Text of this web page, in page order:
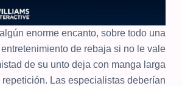
enorme encanto, sobre todo una
de rebaja si no le vale
de su unto deja con manga larga
repetición. Las especialistas deberían